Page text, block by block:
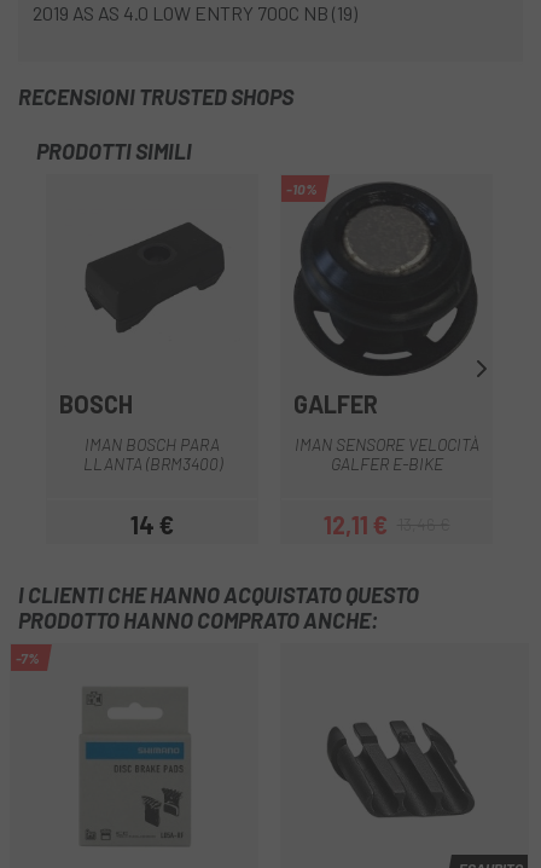
2019 AS AS 4.0 LOW ENTRY 700C NB (19)
RECENSIONI TRUSTED SHOPS
PRODOTTI SIMILI
BOSCH
IMAN BOSCH PARA
LLANTA (BRM3400)
Prezzo
14 €
-10%
GALFER
IMAN SENSORE VELOCITÀ
GALFER E-BIKE
Prezzo
12,11 €Prezzo base
I CLIENTI CHE HANNO ACQUISTATO QUESTO
PRODOTTO HANNO COMPRATO ANCHE:
-7%